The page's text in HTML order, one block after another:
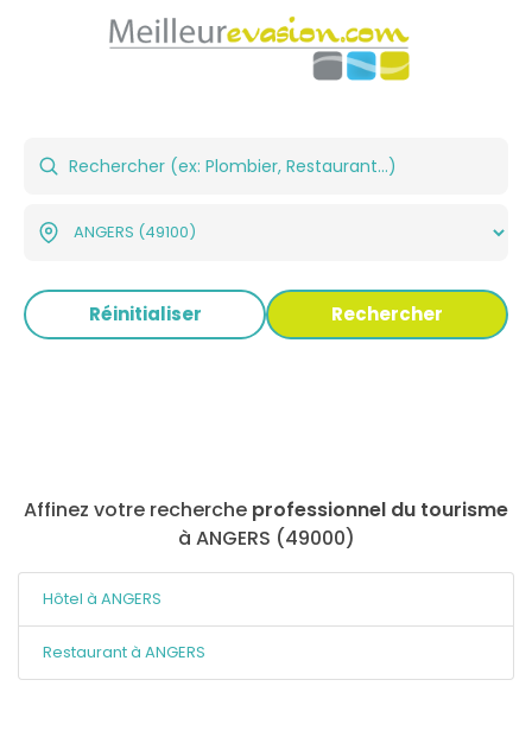
Réinitialiser Rechercher
Affinez votre recherche professionnel du tourisme
à ANGERS (49000)
Hôtel à ANGERS
Restaurant à ANGERS